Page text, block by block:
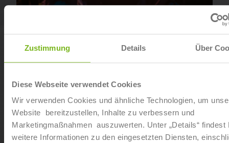
Zustimmung Details Über
Diese Webseite verwendet Cookies
Wir verwenden Cookies und ähnliche Technologien, um
Website bereitzustellen, Inhalte zu verbessern und
Marketingmaßnahmen auszuwerten. Unter „Details“ findest
weitere Informationen zu den eingesetzten Diensten,